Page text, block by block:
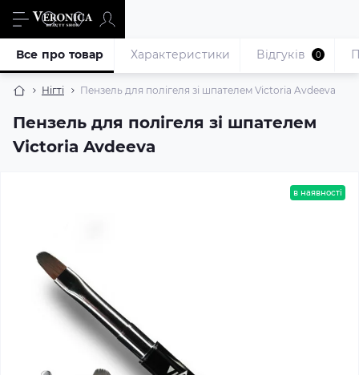
Нігті Пензель для полігеля зі шпателем Victoria Avdeeva
Пензель для полігеля зі шпателем
Victoria Avdeeva
Все про товар Характеристики Відгуків 0
в наявності